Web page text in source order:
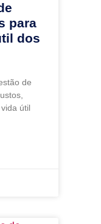
para
dos
de
útil